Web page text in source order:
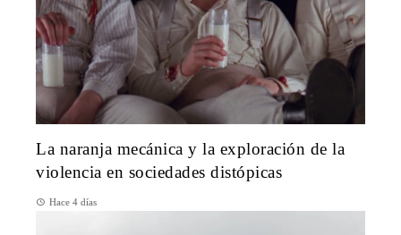
La naranja mecánica y la exploración de la
violencia en sociedades distópicas
Hace 4 días